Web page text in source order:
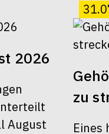
2026
August
zu
Eines